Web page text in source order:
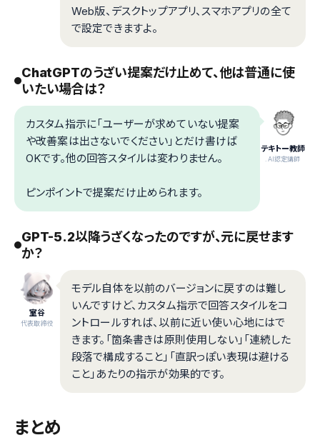
Web版、デスクトップアプリ、スマホアプリの全て
で設定できますよ。
ChatGPTのうざい提案だけ止めて、他は普通に使
いたい場合は？
テキトー教師
.AI認定講師
カスタム指示に「ユーザーが求めていない提案
や改善案は出さないでください」とだけ書けば
OKです。他の回答スタイルは変わりません。
ピンポイントで提案だけ止められます。
GPT-5.2以降うざくなったのですが、元に戻せます
か？
室谷
代表取締役
モデル自体を以前のバージョンに戻すのは難し
いんですけど、カスタム指示で回答スタイルをコ
ントロールすれば、以前に近い使い心地にはで
きます。「箇条書きは原則使用しない」「連続した
段落で構成すること」「直訳っぽい表現は避ける
こと」あたりの指示が効果的です。
まとめ